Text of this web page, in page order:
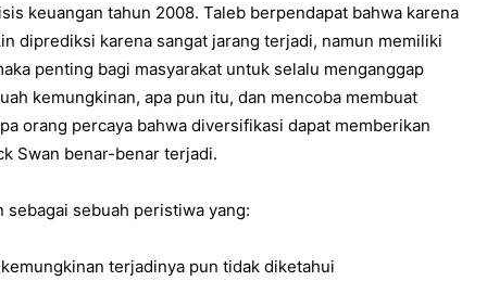
keuangan tahun 2008. Taleb berpendapat bahwa karena
diprediksi karena sangat jarang terjadi, namun memiliki
penting bagi masyarakat untuk selalu menganggap
kemungkinan, apa pun itu, dan mencoba membuat
orang percaya bahwa diversifikasi dapat memberikan
Swan benar-benar terjadi.
sebagai sebuah peristiwa yang:
terjadinya pun tidak diketahui